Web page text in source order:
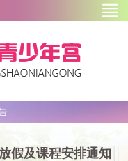
假及课程安排通知